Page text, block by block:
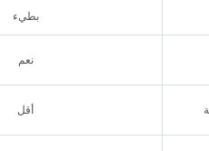
بطيء
نعم
أقل